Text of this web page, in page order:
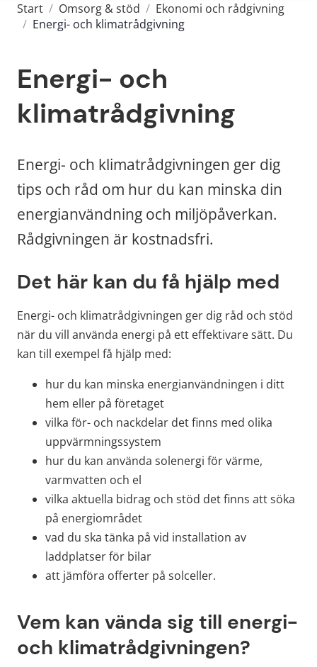
Start / Omsorg & stöd / Ekonomi och rådgivning
/ Energi- och klimatrådgivning
Energi- och
klimatrådgivning
Energi- och klimatrådgivningen ger dig
tips och råd om hur du kan minska din
energianvändning och miljöpåverkan.
Rådgivningen är kostnadsfri.
Det här kan du få hjälp med
Energi- och klimatrådgivningen ger dig råd och stöd
när du vill använda energi på ett effektivare sätt. Du
kan till exempel få hjälp med:
hur du kan minska energianvändningen i ditt
hem eller på företaget
vilka för- och nackdelar det finns med olika
uppvärmningssystem
hur du kan använda solenergi för värme,
varmvatten och el
vilka aktuella bidrag och stöd det finns att söka
på energiområdet
vad du ska tänka på vid installation av
laddplatser för bilar
att jämföra offerter på solceller.
Vem kan vända sig till energi-
och klimatrådgivningen?